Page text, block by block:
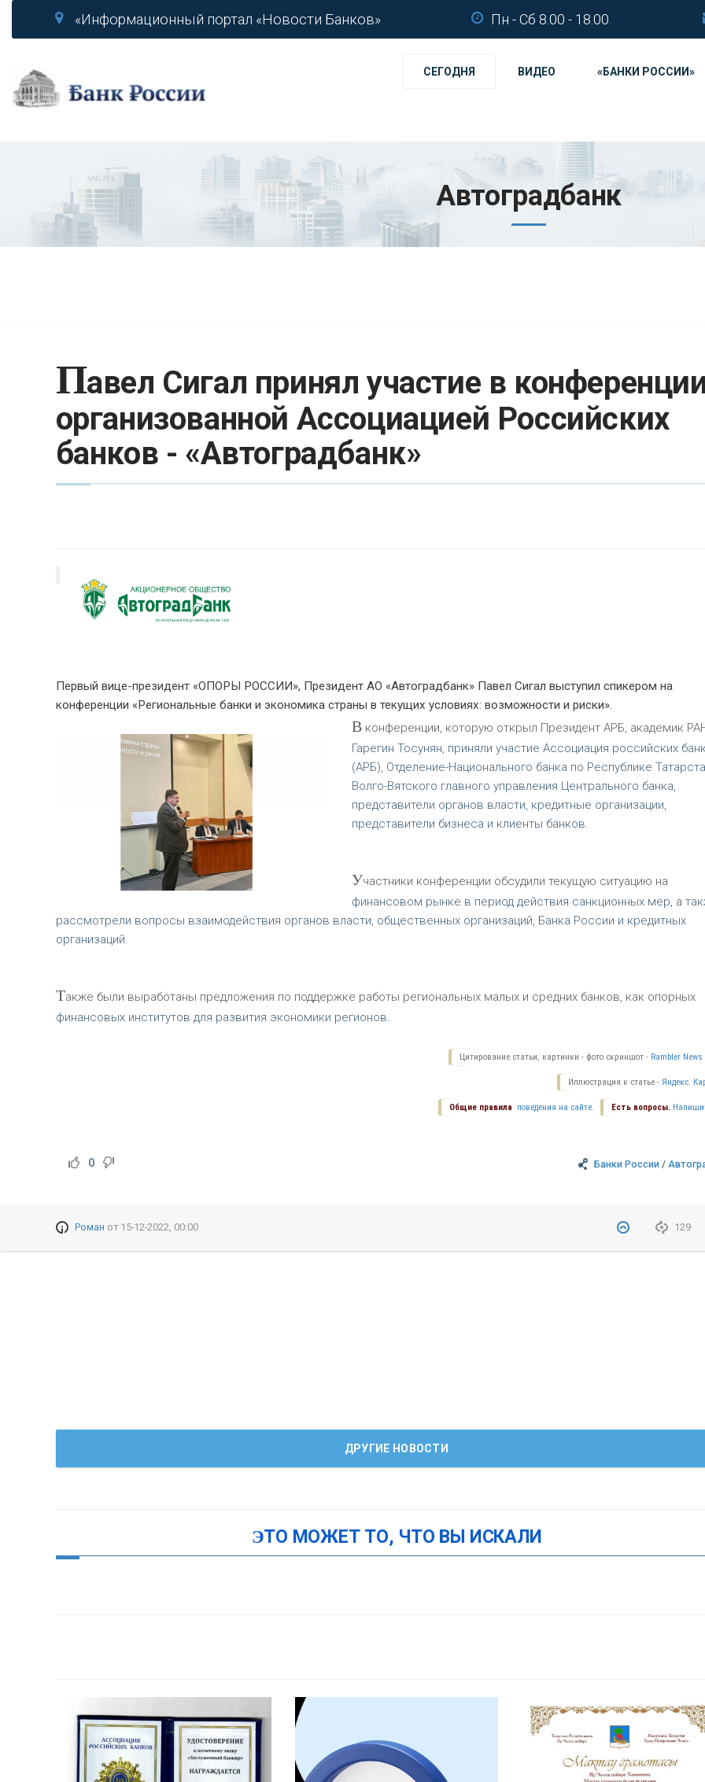
«Информационный портал «Новости Банков» Пн - Сб 8.00 - 18.00.
СЕГОДНЯ ВИДЕО «БАНКИ РОССИИ»
Автоградбанк
Павел Сигал принял участие в
организованной Ассоциацией Российских
банков - «Автоградбанк»
Первый вице-президент «ОПОРЫ РОСCИИ», Президент АО «Автоградбанк» Павел Сигал выступил спикером на
конференции «Региональные банки и экономика страны в текущих условиях: возможности и риски».
В конференции, которую открыл Президент АРБ, академик
Гарегин Тосунян, приняли участие Ассоциация российских
(АРБ), Отделение-Национального банка по Республике
Волго-Вятского главного управления Центрального банка,
представители органов власти, кредитные организации,
представители бизнеса и клиенты банков.
Участники конференции обсудили текущую ситуацию на
финансовом рынке в период действия санкционных мер, а
рассмотрели вопросы взаимодействия органов власти, общественных организаций, Банка России и кредитных
организаций.
Также были выработаны предложения по поддержке работы региональных малых и средних банков, как опорных
финансовых институтов для развития экономики регионов.
Цитирование статьи, картинки - фото скриншот - Rambler News
Иллюстрация к статье - Яндекс.
Есть вопросы.
Общие правила поведения на сайте.
Банки России /
0
129
Роман от 15-12-2022, 00:00
ДРУГИЕ НОВОСТИ
ЭТО МОЖЕТ ТО, ЧТО ВЫ ИСКАЛИ